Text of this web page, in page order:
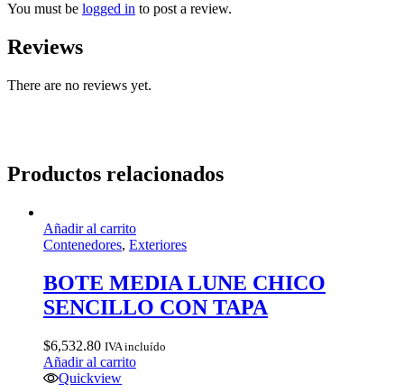
You must be logged in to post a review.
Reviews
There are no reviews yet.
Productos relacionados
Añadir al carrito
Contenedores, Exteriores
BOTE MEDIA LUNE CHICO
SENCILLO CON TAPA
$6,532.80 IVA incluído
Añadir al carrito
Quickview